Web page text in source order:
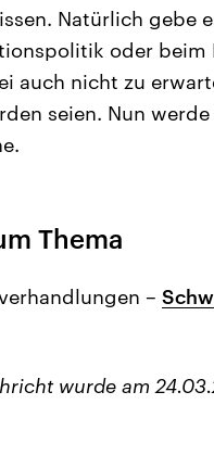
Natürlich gebe
oder beim
auch nicht zu
seien. Nun
Thema
–
wurde am